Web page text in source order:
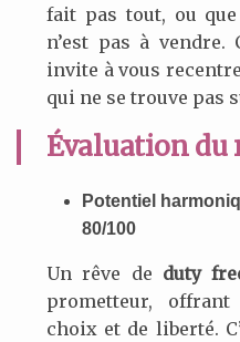
fait pas tout, ou
n’est pas à vendre.
invite à vous
qui ne se trouve pas
Évaluation du
Potentiel
80/100
Un rêve de duty
prometteur,
choix et de liberté.